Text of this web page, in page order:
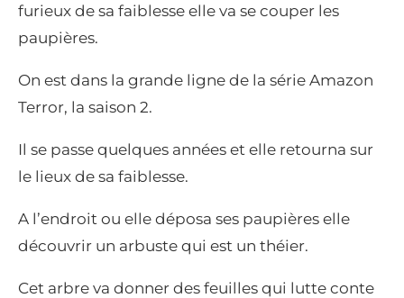
furieux de sa faiblesse elle va se couper les
paupières.
On est dans la grande ligne de la série Amazon
Terror, la saison 2.
Il se passe quelques années et elle retourna sur
le lieux de sa faiblesse.
A l’endroit ou elle déposa ses paupières elle
découvrir un arbuste qui est un théier.
Cet arbre va donner des feuilles qui lutte conte